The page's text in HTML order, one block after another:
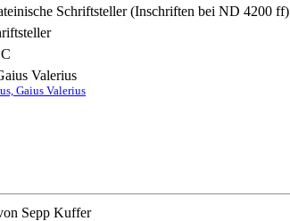
Schriftsteller (Inschriften bei ND 4200 ff)
Valerius
Gaius Valerius
Sepp Kuffer